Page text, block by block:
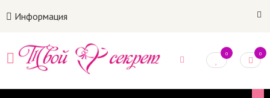
Информация
0 0